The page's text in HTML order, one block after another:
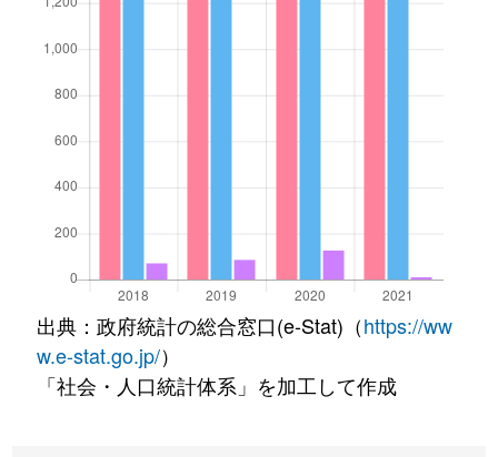
出典：政府統計の総合窓口(e-Stat)（https://ww
w.e-stat.go.jp/）
「社会・人口統計体系」を加工して作成